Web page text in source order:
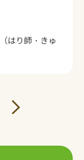
（はり師・きゅ